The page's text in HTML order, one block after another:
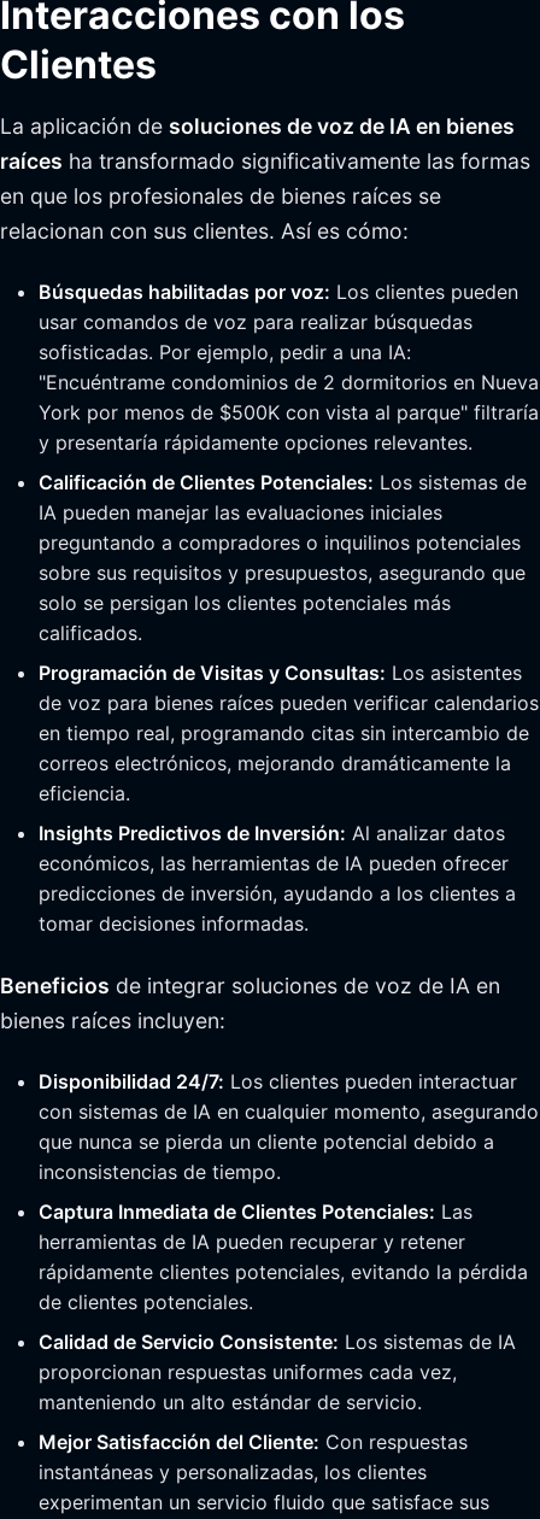
Interacciones con los
Clientes
La aplicación de soluciones de voz de IA en bienes
raíces ha transformado significativamente las formas
en que los profesionales de bienes raíces se
relacionan con sus clientes. Así es cómo:
Búsquedas habilitadas por voz: Los clientes pueden
usar comandos de voz para realizar búsquedas
sofisticadas. Por ejemplo, pedir a una IA:
"Encuéntrame condominios de 2 dormitorios en Nueva
York por menos de $500K con vista al parque" filtraría
y presentaría rápidamente opciones relevantes.
Calificación de Clientes Potenciales: Los sistemas de
IA pueden manejar las evaluaciones iniciales
preguntando a compradores o inquilinos potenciales
sobre sus requisitos y presupuestos, asegurando que
solo se persigan los clientes potenciales más
calificados.
Programación de Visitas y Consultas: Los asistentes
de voz para bienes raíces pueden verificar calendarios
en tiempo real, programando citas sin intercambio de
correos electrónicos, mejorando dramáticamente la
eficiencia.
Insights Predictivos de Inversión: Al analizar datos
económicos, las herramientas de IA pueden ofrecer
predicciones de inversión, ayudando a los clientes a
tomar decisiones informadas.
Beneficios de integrar soluciones de voz de IA en
bienes raíces incluyen:
Disponibilidad 24/7: Los clientes pueden interactuar
con sistemas de IA en cualquier momento, asegurando
que nunca se pierda un cliente potencial debido a
inconsistencias de tiempo.
Captura Inmediata de Clientes Potenciales: Las
herramientas de IA pueden recuperar y retener
rápidamente clientes potenciales, evitando la pérdida
de clientes potenciales.
Calidad de Servicio Consistente: Los sistemas de IA
proporcionan respuestas uniformes cada vez,
manteniendo un alto estándar de servicio.
Mejor Satisfacción del Cliente: Con respuestas
instantáneas y personalizadas, los clientes
experimentan un servicio fluido que satisface sus